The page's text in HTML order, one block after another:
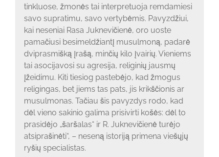
tinkluose, žmonės tai interpretuoja remdamiesi
savo supratimu, savo vertybėmis. Pavyzdžiui,
kai neseniai Rasa Juknevičienė, oro uoste
pamačiusi besimeldžiantį musulmoną, padarė
dviprasmišką įrašą, minčių kilo įvairių. Vieniems
tai asocijavosi su agresija, religinių jausmų
įžeidimu. Kiti tiesiog pastebėjo, kad žmogus
religingas, bet jiems tas pats, jis krikščionis ar
musulmonas. Tačiau šis pavyzdys rodo, kad
dėl vieno sakinio galima prisivirti košės: dėl to
prasidėjo „šaršalas“ ir R. Juknevičienė turėjo
atsiprašinėti“, – neseną istoriją primena viešųjų
ryšių specialistas.